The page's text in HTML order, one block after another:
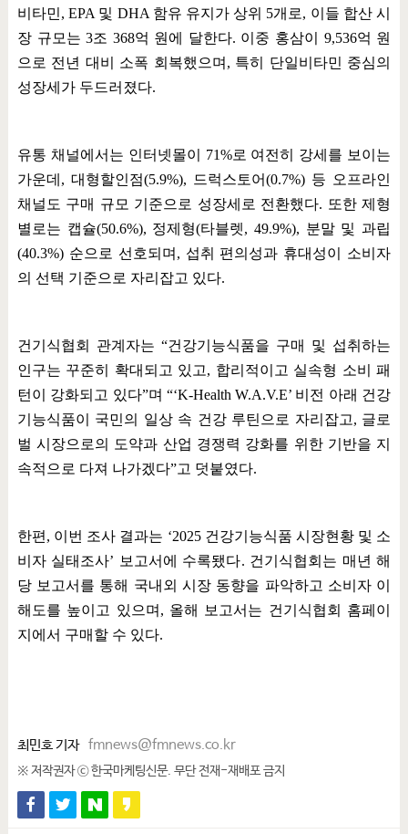
비타민, EPA 및 DHA 함유 유지가 상위 5개로, 이들 합산 시
장 규모는3조 368억 원에 달한다. 이중 홍삼이 9,536억 원
으로 전년 대비 소폭 회복했으며 , 특히 단일비타민 중심의
성장세가 두드러졌다.
유통 채널에서는 인터넷몰이 71%로 여전히 강세를 보이는
가운데 , 대형할인점(5.9%), 드럭스토어(0.7%) 등 오프라인
채널도 구매 규모 기준으로 성장세로 전환했다. 또한 제형
별로는 캡슐(50.6%), 정제형(타블렛, 49.9%), 분말 및 과립
(40.3%) 순으로 선호되며 , 섭취 편의성과 휴대성이 소비자
의 선택 기준으로 자리잡고 있다.
건기식협회 관계자는 “건강기능식품을 구매 및 섭취하는
인구는 꾸준히 확대되고 있고, 합리적이고 실속형 소비 패
턴이 강화되고 있다”며 “‘K-Health W.A.V.E’ 비전 아래 건강
기능식품이 국민의 일상 속 건강 루틴으로 자리잡고, 글로
벌 시장으로의 도약과 산업 경쟁력 강화를 위한 기반을 지
속적으로 다져 나가겠다”고 덧붙였다.
한편 , 이번 조사 결과는 ‘2025 건강기능식품 시장현황 및 소
비자 실태조사’ 보고서에 수록됐다. 건기식협회는 매년 해
당 보고서를 통해 국내외 시장 동향을 파악하고 소비자 이
해도를 높이고 있으며 , 올해 보고서는 건기식협회 홈페이
지에서 구매할 수 있다.
최민호 기자 fmnews@fmnews.co.kr
※ 저작권자 ⓒ 한국마케팅신문. 무단 전재-재배포 금지